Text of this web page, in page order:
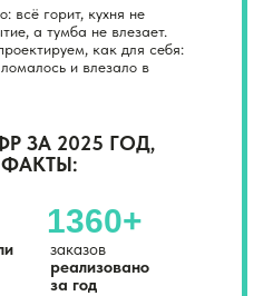
1360+
всё горит, кухня не
а тумба не влезает.
как для себя:
и влезало в
заказов
реализовано
за год
ЗА 2025 ГОД,